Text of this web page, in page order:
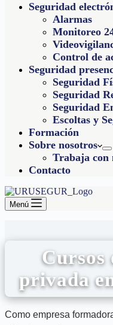
Seguridad
Alarmas
Monitoreo
Control de
Seguridad
Seguridad
Seguridad
Seguridad
Escoltas y
Formación
Sobre nosotros
Trabaja con
Contacto
Menú
Cursos
privada
Como empresa